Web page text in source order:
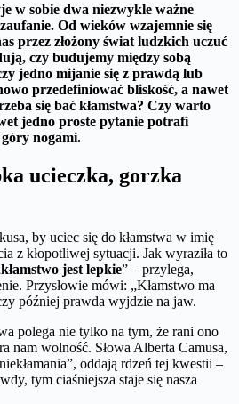
w sobie dwa niezwykle ważne
Od wieków wzajemnie się
przez złożony świat ludzkich uczuć
czy budujemy między sobą
jedno mijanie się z prawdą lub
przedefiniować bliskość, a nawet
się bać kłamstwa? Czy warto
jedno proste pytanie potrafi
nogami.
ucieczka, gorzka
by uciec się do kłamstwa w imię
z kłopotliwej sytuacji. Jak wyraziła to
kłamstwo jest lepkie” – przylega,
Przysłowie mówi: „Kłamstwo ma
później prawda wyjdzie na jaw.
polega nie tylko na tym, że rani ono
nam wolność. Słowa Alberta Camusa,
oddają rdzeń tej kwestii –
tym ciaśniejsza staje się nasza